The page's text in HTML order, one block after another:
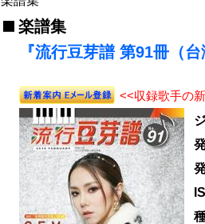
楽譜集
『流行豆芽譜 第91冊（
<<収録歌手の